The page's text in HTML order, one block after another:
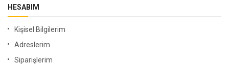
HESABIM
Kişisel Bilgilerim
Adreslerim
Siparişlerim